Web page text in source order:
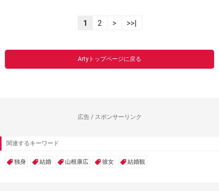
1 2 > >>|
Artyトップページに戻る
広告 / スポンサーリンク
関連するキーワード
独身 結婚 山根康広 彼女 結婚観